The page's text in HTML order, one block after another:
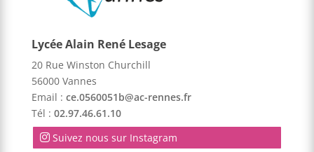
Lycée Alain René Lesage
20 Rue Winston Churchill
56000 Vannes
Email : ce.0560051b@ac-rennes.fr
Tél : 02.97.46.61.10
Suivez nous sur Instagram